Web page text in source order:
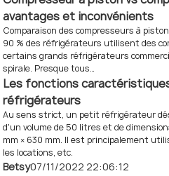
avantages et inconvénients
Comparaison des compresseurs à
90 % des réfrigérateurs utilisent des
certains grands réfrigérateurs
spirale. Presque tous…
Les fonctions
réfrigérateurs
Au sens strict, un petit réfrigérateur
d'un volume de 50 litres et de
mm × 630 mm. Il est principalement
les locations, etc.
Betsy07/11/2022 22:06:12